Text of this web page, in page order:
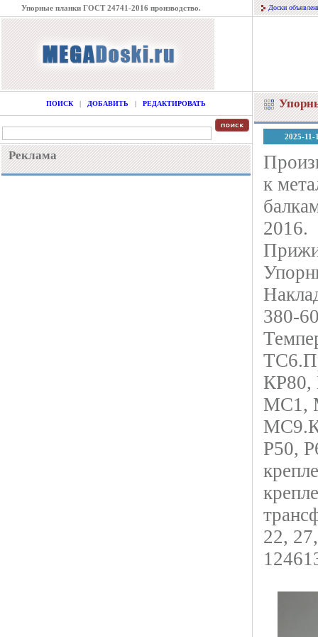
Упорные планки ГОСТ 24741-2016 производство. Доски
ПОИСК | ДОБАВИТЬ | РЕДАКТИРОВАТЬ
Реклама
2025-11-
к
2016.
380-
КР80,
МС1,
Р50,
22,